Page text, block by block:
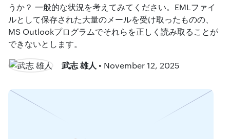
うか？ 一般的な状況を考えてみてください。EMLファイ
ルとして保存された大量のメールを受け取ったものの、
MS Outlookプログラムでそれらを正しく読み取ることが
できないとします。
武志 雄人 • November 12, 2025